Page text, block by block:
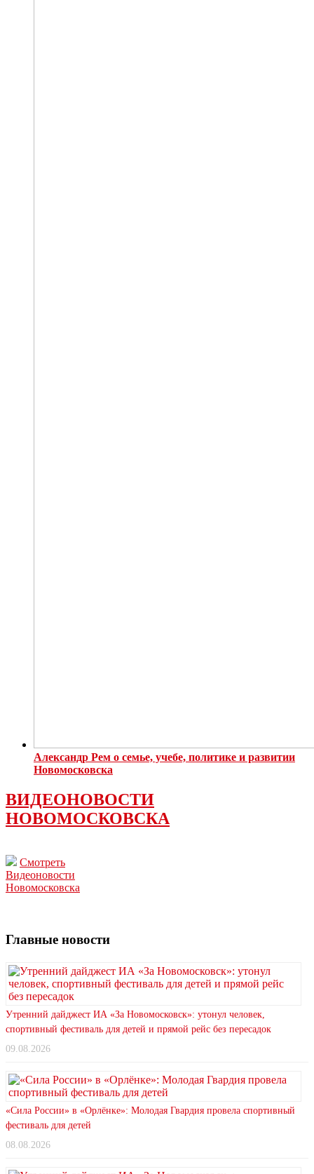
Александр Рем о семье, учебе, политике и развитии
Новомосковска
ВИДЕОНОВОСТИ
НОВОМОСКОВСКА
Смотреть
Видеоновости
Новомосковска
Главные новости
Утренний дайджест ИА «За Новомосковск»: утонул человек,
спортивный фестиваль для детей и прямой рейс без пересадок
09.08.2026
«Сила России» в «Орлёнке»: Молодая Гвардия провела спортивный
фестиваль для детей
08.08.2026